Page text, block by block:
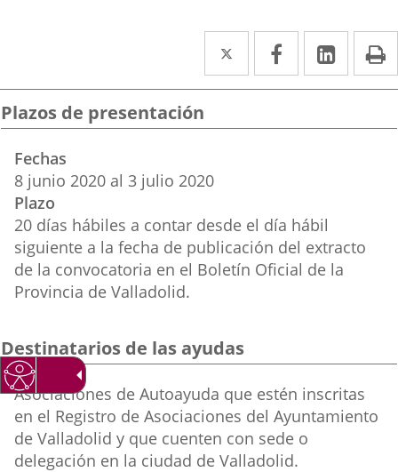
Twitter
Enlace
a
aplicación
Facebook
Enlace
a
aplicación
Enlace
a
Plazos de presentación
Fechas
8 junio 2020 al 3 julio 2020
Plazo
20 días hábiles a contar desde el día hábil
siguiente a la fecha de publicación del extracto
de la convocatoria en el Boletín Oficial de la
Provincia de Valladolid.
Destinatarios de las ayudas
Destinatarios
ayuda
Asociaciones de Autoayuda que estén inscritas
en el Registro de Asociaciones del Ayuntamiento
de Valladolid y que cuenten con sede o
delegación en la ciudad de Valladolid.